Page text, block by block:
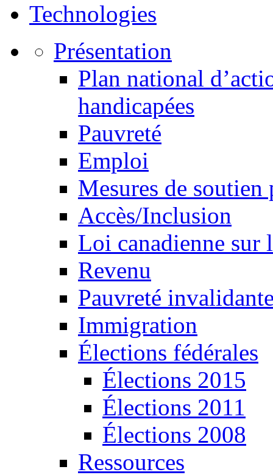
Technologies
Présentation
Plan national
handicapées
Pauvreté
Emploi
Mesures de soutien
Accès/Inclusion
Loi canadienne sur
Revenu
Pauvreté
Immigration
Élections fédérales
Élections 2015
Élections 2011
Élections 2008
Ressources